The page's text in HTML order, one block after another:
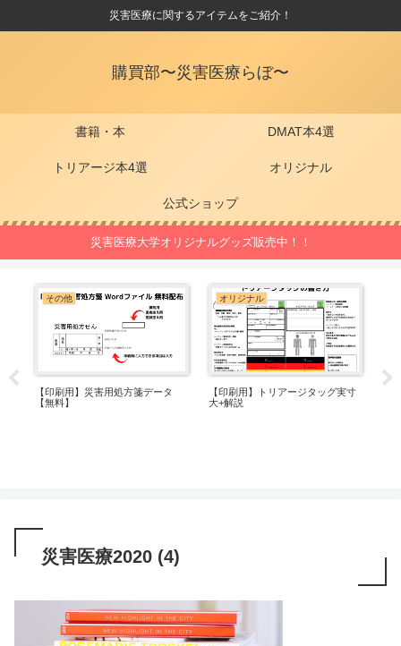
災害医療に関するアイテムをご紹介！
購買部〜災害医療らぼ〜
書籍・本 DMAT本4選
トリアージ本4選 オリジナル
公式ショップ
災害医療大学オリジナルグッズ販売中！！
その他
【印刷用】災害用処方箋データ
【無料】
オリジナル
【印刷用】トリアージタッグ実寸
大+解説
災害医療2020 (4)